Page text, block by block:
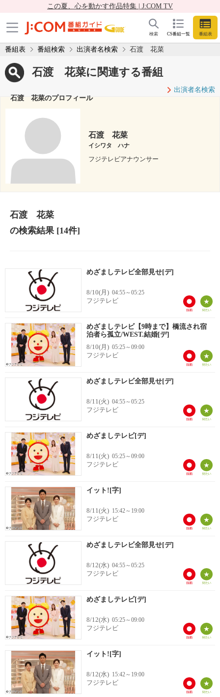
この夏、心を動かす作品特集 | J:COM TV
CS番組一覧 番組表
検索
番組表 番組検索 出演者名検索 石渡 花菜
石渡 花菜に関連する番組
出演者名検索
石渡 花菜のプロフィール
石渡 花菜
イシワタ ハナ
フジテレビアナウンサー
石渡 花菜
の検索結果[14件]
めざましテレビ全部見せ[デ]
8/10(月) 04:55～05:25
フジテレビ
めざましテレビ【9時まで】橋流され宿
泊者ら孤立/WEST.結婚[デ]
8/10(月) 05:25～09:00
フジテレビ
めざましテレビ全部見せ[デ]
8/11(火) 04:55～05:25
フジテレビ
めざましテレビ[デ]
8/11(火) 05:25～09:00
フジテレビ
イット![字]
8/11(火) 15:42～19:00
フジテレビ
めざましテレビ全部見せ[デ]
8/12(水) 04:55～05:25
フジテレビ
めざましテレビ[デ]
8/12(水) 05:25～09:00
フジテレビ
イット![字]
8/12(水) 15:42～19:00
フジテレビ